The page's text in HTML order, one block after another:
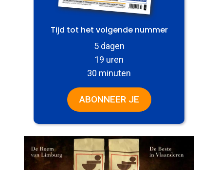
Tijd tot het volgende nummer
5 dagen
19 uren
30 minuten
ABONNEER JE